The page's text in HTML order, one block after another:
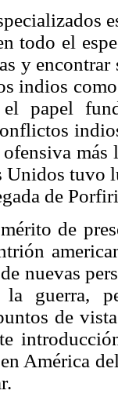
todo el
y
indios
el papel
más
Unidos tuvo
de
de
nuevas
guerra,
de
América